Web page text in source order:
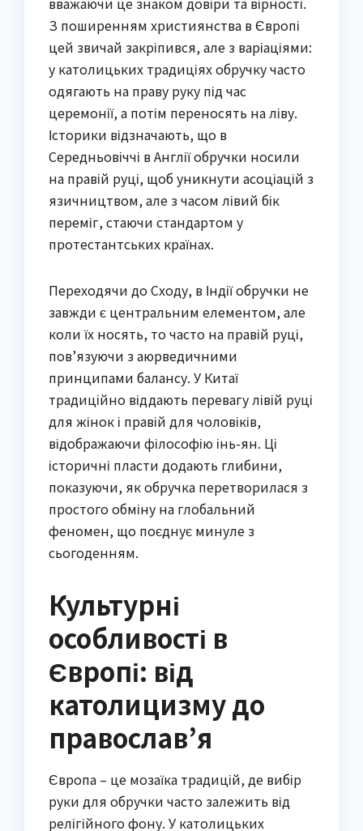
З поширенням християнства в Європі
цей звичай закріпився, але з варіаціями:
у католицьких традиціях обручку часто
одягають на праву руку під час
церемонії, а потім переносять на ліву.
Історики відзначають, що в
Середньовіччі в Англії обручки носили
на правій руці, щоб уникнути асоціацій з
язичництвом, але з часом лівий бік
переміг, стаючи стандартом у
протестантських країнах.
Переходячи до Сходу, в Індії обручки не
завжди є центральним елементом, але
коли їх носять, то часто на правій руці,
пов’язуючи з аюрведичними
принципами балансу. У Китаї
традиційно віддають перевагу лівій руці
для жінок і правій для чоловіків,
відображаючи філософію інь-ян. Ці
історичні пласти додають глибини,
показуючи, як обручка перетворилася з
простого обміну на глобальний
феномен, що поєднує минуле з
сьогоденням.
Культурні
особливості в
Європі: від
католицизму до
православ’я
Європа – це мозаїка традицій, де вибір
руки для обручки часто залежить від
релігійного фону. У католицьких